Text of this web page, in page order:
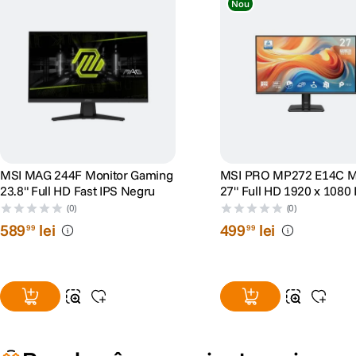
MSI AI Engine
concentra pe lucrurile importante, cum ar fi creatia, munca si divertismentul.
2560 x 1600 pixeli
MEMORIE
Capacitate memorie
Tip memorie
HARD DISK
Tip stocare
Capacitate stocare
MULTIMEDIA
MSI MAG 244F Monitor Gaming
23.8" Full HD Fast IPS Negru
(0)
58999 lei
Nou
MSI PRO MP272 E14C
27" Full HD 1920 x 1080
Negru
(0)
49999 lei